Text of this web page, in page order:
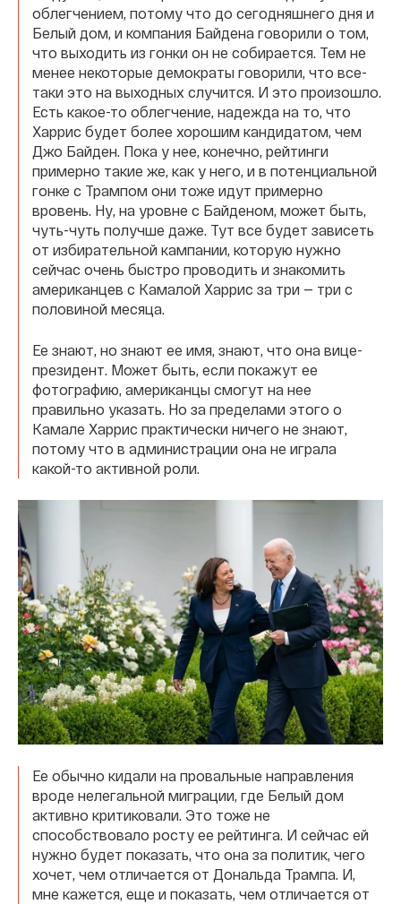
облегчением, потому что до сегодняшнего дня и
Белый дом, и компания Байдена говорили о том,
что выходить из гонки он не собирается. Тем не
менее некоторые демократы говорили, что все-
таки это на выходных случится. И это произошло.
Есть какое-то облегчение, надежда на то, что
Харрис будет более хорошим кандидатом, чем
Джо Байден. Пока у нее, конечно, рейтинги
примерно такие же, как у него, и в потенциальной
гонке с Трампом они тоже идут примерно
вровень. Ну, на уровне с Байденом, может быть,
чуть-чуть получше даже. Тут все будет зависеть
от избирательной кампании, которую нужно
сейчас очень быстро проводить и знакомить
американцев с Камалой Харрис за три — три с
половиной месяца.
Ее знают, но знают ее имя, знают, что она вице-
президент. Может быть, если покажут ее
фотографию, американцы смогут на нее
правильно указать. Но за пределами этого о
Камале Харрис практически ничего не знают,
потому что в администрации она не играла
какой-то активной роли.
Ее обычно кидали на провальные направления
вроде нелегальной миграции, где Белый дом
активно критиковали. Это тоже не
способствовало росту ее рейтинга. И сейчас ей
нужно будет показать, что она за политик, чего
хочет, чем отличается от Дональда Трампа. И,
мне кажется, еще и показать, чем отличается от